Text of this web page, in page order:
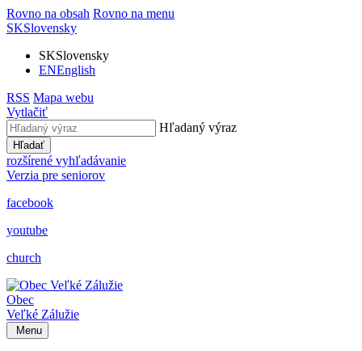
Rovno na obsah Rovno na menu
SKSlovensky
SKSlovensky
ENEnglish
RSS Mapa webu
Vytlačiť
Hľadaný výraz
Hľadať
rozšírené vyhľadávanie
Verzia pre seniorov
facebook
youtube
church
Obec
Veľké Zálužie
Menu